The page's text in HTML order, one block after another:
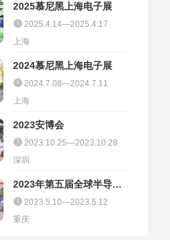
2025慕尼黑上海电子展
2025.4.14—2025.4.17
上海
2024慕尼黑上海电子展
2024.7.08—2024.7.11
上海
2023安博会
2023.10.25—2023.10.28
深圳
2023年第五届全球半导体
产业（重庆）博览会
2023.5.10—2023.5.12
重庆